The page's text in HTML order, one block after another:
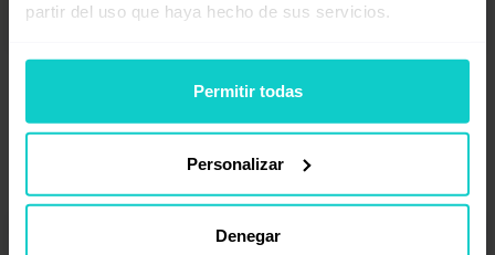
partir del uso que haya hecho de sus servicios.
Permitir todas
Personalizar
Denegar
que se Posiciona y Genera Enlaces